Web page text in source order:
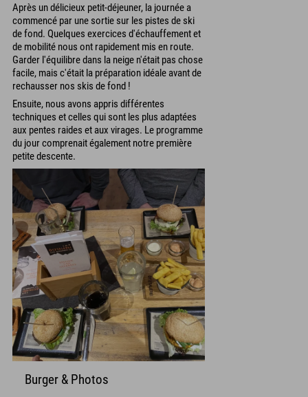
Après un délicieux petit-déjeuner, la journée a
commencé par une sortie sur les pistes de ski
de fond. Quelques exercices d'échauffement et
de mobilité nous ont rapidement mis en route.
Garder l'équilibre dans la neige n'était pas chose
facile, mais c'était la préparation idéale avant de
rechausser nos skis de fond !
Ensuite, nous avons appris différentes
techniques et celles qui sont les plus adaptées
aux pentes raides et aux virages. Le programme
du jour comprenait également notre première
petite descente.
Burger & Photos